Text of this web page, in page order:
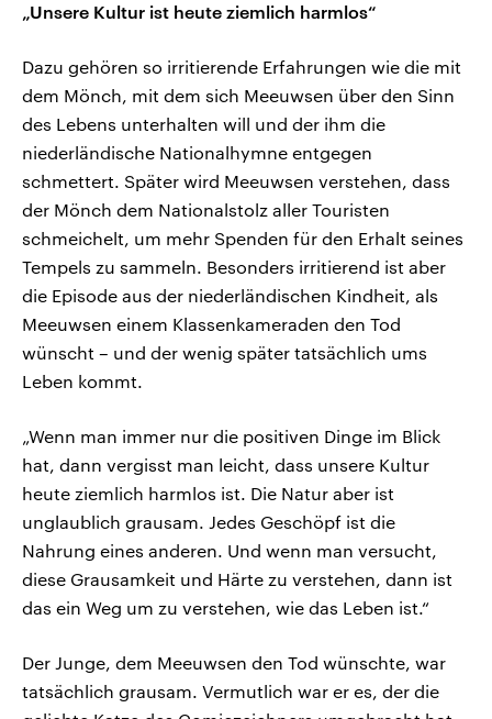
„Unsere Kultur ist heute ziemlich harmlos“
Dazu gehören so irritierende Erfahrungen wie die mit
dem Mönch, mit dem sich Meeuwsen über den Sinn
des Lebens unterhalten will und der ihm die
niederländische Nationalhymne entgegen
schmettert. Später wird Meeuwsen verstehen, dass
der Mönch dem Nationalstolz aller Touristen
schmeichelt, um mehr Spenden für den Erhalt seines
Tempels zu sammeln. Besonders irritierend ist aber
die Episode aus der niederländischen Kindheit, als
Meeuwsen einem Klassenkameraden den Tod
wünscht – und der wenig später tatsächlich ums
Leben kommt.
„Wenn man immer nur die positiven Dinge im Blick
hat, dann vergisst man leicht, dass unsere Kultur
heute ziemlich harmlos ist. Die Natur aber ist
unglaublich grausam. Jedes Geschöpf ist die
Nahrung eines anderen. Und wenn man versucht,
diese Grausamkeit und Härte zu verstehen, dann ist
das ein Weg um zu verstehen, wie das Leben ist.“
Der Junge, dem Meeuwsen den Tod wünschte, war
tatsächlich grausam. Vermutlich war er es, der die